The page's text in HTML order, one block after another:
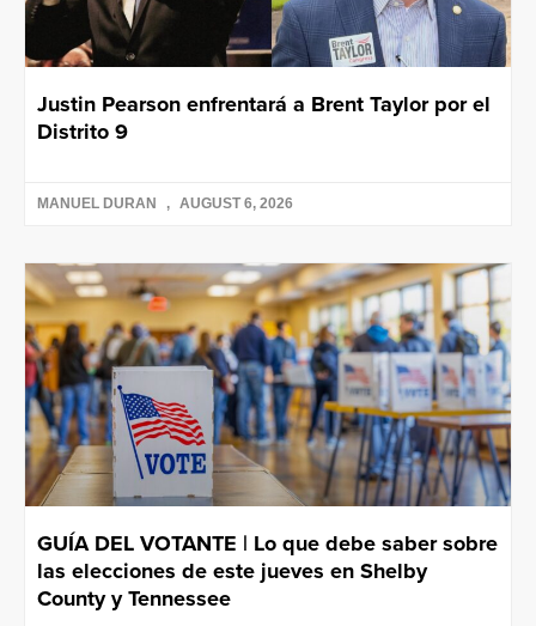
Justin Pearson enfrentará a Brent Taylor por el
Distrito 9
MANUEL DURAN AUGUST 6, 2026
GUÍA DEL VOTANTE | Lo que debe saber sobre
las elecciones de este jueves en Shelby
County y Tennessee